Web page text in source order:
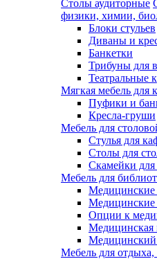
Столы аудиторные
физики, химии,
Блоки стульев
Диваны и
Банкетки
Трибуны для
Театральные
Мягкая мебель для
Пуфики и
Кресла-груши
Мебель для
Cтулья для
Cтолы для
Скамейки для
Мебель для
Медицинские
Опции к
Медицинская
Медицинский
Мебель для